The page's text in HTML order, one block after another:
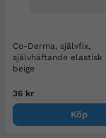
Co-Derma, självfix,
självhäftande elastisk
beige
36 kr
Köp